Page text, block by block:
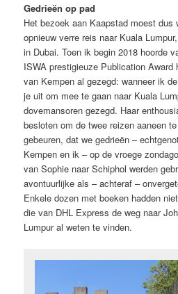
Gedrieën op pad
Het bezoek aan Kaapstad moest dus
opnieuw verre reis naar Kuala
in Dubai. Toen ik begin 2018 hoorde
ISWA prestigieuze Publication
van Kempen al gezegd: wanneer ik
je uit om mee te gaan naar Kuala
dovemansoren gezegd. Haar
besloten om de twee reizen aaneen
gebeuren, dat we gedrieën –
Kempen en ik – op de vroege
van Sophie naar Schiphol werden
avontuurlijke als – achteraf –
Enkele dozen met boeken hadden
die van DHL Express de weg naar
Lumpur al weten te vinden.